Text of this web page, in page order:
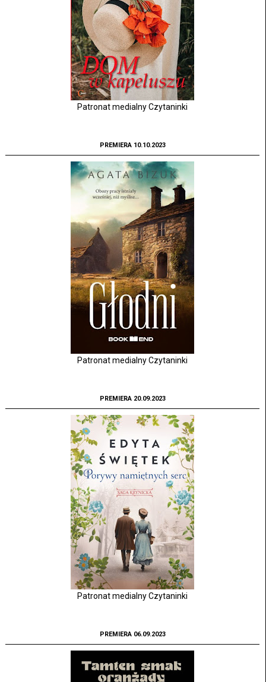
Patronat medialny Czytaninki
PREMIERA 10.10.2023
Patronat medialny Czytaninki
PREMIERA 20.09.2023
Patronat medialny Czytaninki
PREMIERA 06.09.2023